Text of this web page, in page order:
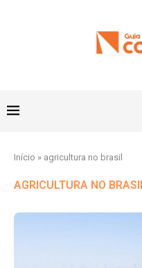
Início » agricultura no brasil
AGRICULTURA NO